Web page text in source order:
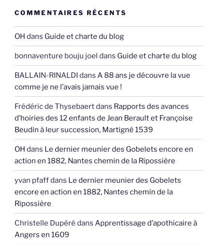
COMMENTAIRES RÉCENTS
OH dans Guide et charte du blog
bonnaventure bouju joel dans Guide et charte du blog
BALLAIN-RINALDI dans A 88 ans je découvre la vue
comme je ne l’avais jamais vue !
Frédéric de Thysebaertdans Rapports des avances
d’hoiries des 12 enfants de Jean Berault et Françoise
Beudin à leur succession, Martigné 1539
OH dans Le dernier meunier des Gobelets encore en
action en 1882, Nantes chemin de la Ripossière
yvan pfaffdans Le dernier meunier des Gobelets
encore en action en 1882, Nantes chemin de la
Ripossière
Christelle Dupéré dans Apprentissage d’apothicaire à
Angers en 1609